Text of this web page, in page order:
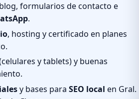
formularios de contacto e
.
, hosting y certificado en planes
y tablets) y buenas
y bases para SEO local en Gral.